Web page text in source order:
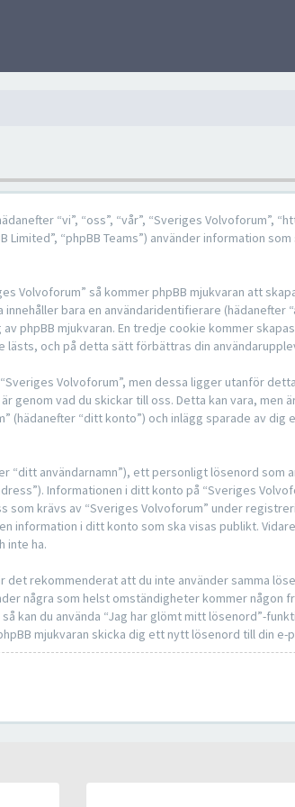
“vi”, “oss”, “vår”, “Sveriges Volvoforum”,
Limited”, “phpBB Teams”) använder information
Volvoforum” så kommer phpBB mjukvaran att
bara en användaridentifierare (hädanefter
phpBB mjukvaran. En tredje cookie kommer
lästs, och på detta sätt förbättras din
Volvoforum”, men dessa ligger utanför
genom vad du skickar till oss. Detta kan vara, men
(hädanefter “ditt konto”) och inlägg sparade av
användarnamn”), ett personligt lösenord som
Informationen i ditt konto på “Sveriges
som krävs av “Sveriges Volvoforum” under
information i ditt konto som ska visas publikt.
inte ha.
rekommenderat att du inte använder samma
några som helst omständigheter kommer någon
du använda “Jag har glömt mitt lösenord”-
mjukvaran skicka dig ett nytt lösenord till din e-